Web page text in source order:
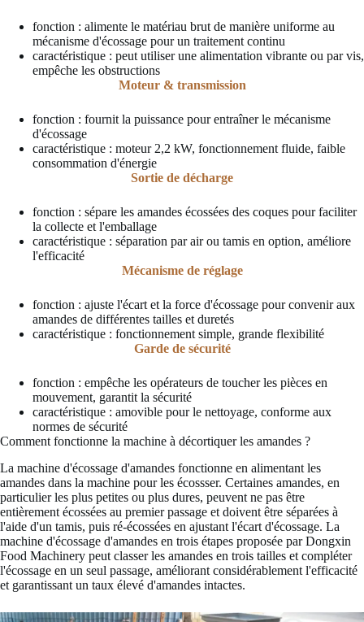
fonction : alimente le matériau brut de manière uniforme au
mécanisme d'écossage pour un traitement continu
caractéristique : peut utiliser une alimentation vibrante ou par vis,
empêche les obstructions
Moteur & transmission
fonction : fournit la puissance pour entraîner le mécanisme
d'écossage
caractéristique : moteur 2,2 kW, fonctionnement fluide, faible
consommation d'énergie
Sortie de décharge
fonction : sépare les amandes écossées des coques pour faciliter
la collecte et l'emballage
caractéristique : séparation par air ou tamis en option, améliore
l'efficacité
Mécanisme de réglage
fonction : ajuste l'écart et la force d'écossage pour convenir aux
amandes de différentes tailles et duretés
caractéristique : fonctionnement simple, grande flexibilité
Garde de sécurité
fonction : empêche les opérateurs de toucher les pièces en
mouvement, garantit la sécurité
caractéristique : amovible pour le nettoyage, conforme aux
normes de sécurité
Comment fonctionne la machine à décortiquer les amandes ?
La machine d'écossage d'amandes fonctionne en alimentant les
amandes dans la machine pour les écossser. Certaines amandes, en
particulier les plus petites ou plus dures, peuvent ne pas être
entièrement écossées au premier passage et doivent être séparées à
l'aide d'un tamis, puis ré-écossées en ajustant l'écart d'écossage. La
machine d'écossage d'amandes en trois étapes proposée par Dongxin
Food Machinery peut classer les amandes en trois tailles et compléter
l'écossage en un seul passage, améliorant considérablement l'efficacité
et garantissant un taux élevé d'amandes intactes.